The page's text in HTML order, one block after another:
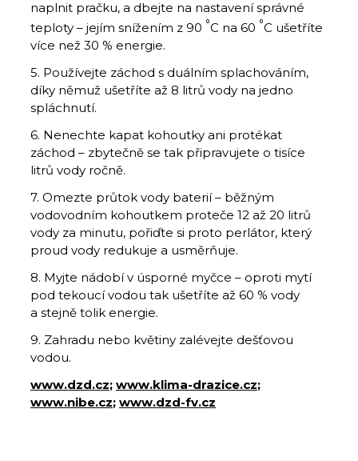
naplnit pračku, a dbejte na nastavení správné
teploty – jejím snížením z 90 °C na 60 °C ušetříte
více než 30 % energie.
5. Používejte záchod s duálním splachováním,
díky němuž ušetříte až 8 litrů vody na jedno
spláchnutí.
6. Nenechte kapat kohoutky ani protékat
záchod – zbytečně se tak připravujete o tisíce
litrů vody ročně.
7. Omezte průtok vody baterií – běžným
vodovodním kohoutkem proteče 12 až 20 litrů
vody za minutu, pořiďte si proto perlátor, který
proud vody redukuje a usměrňuje.
8. Myjte nádobí v úsporné myčce – oproti mytí
pod tekoucí vodou tak ušetříte až 60 % vody
a stejně tolik energie.
9. Zahradu nebo květiny zalévejte dešťovou
vodou.
www.dzd.cz; www.klima-drazice.cz;
www.nibe.cz; www.dzd-fv.cz